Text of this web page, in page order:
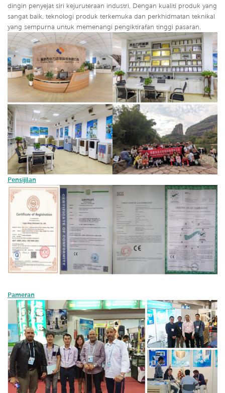
dingin penyejat siri kejuruteraan industri, Dengan kualiti produk yang
sangat baik, teknologi produk terkemuka dan perkhidmatan teknikal
yang sempurna untuk memenangi pengiktirafan tinggi pasaran.
Pensijilan
Pameran